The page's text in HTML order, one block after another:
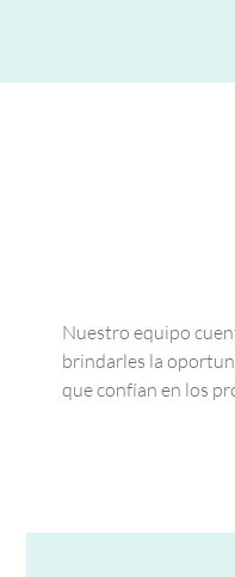
Nuestro equipo
brindarles la
que confían en los